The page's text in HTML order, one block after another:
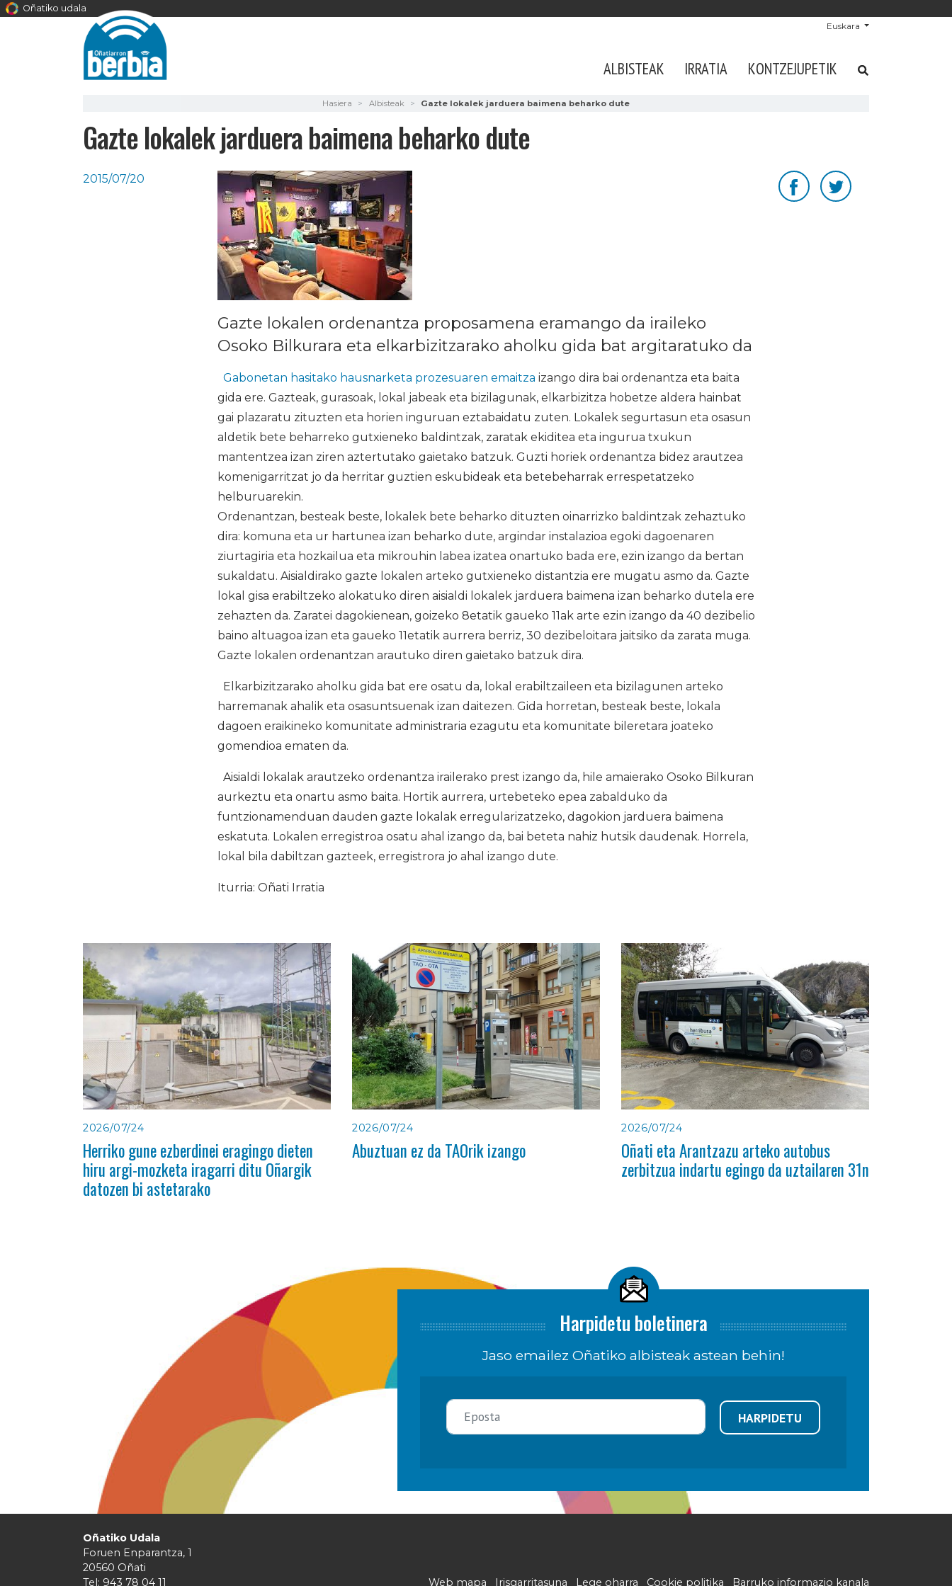
Oñatiko udala
Euskara
ALBISTEAK IRRATIA KONTZEJUPETIK
Hasiera Albisteak Gazte lokalek jarduera baimena beharko dute
Gazte lokalek jarduera baimena beharko dute
2015/07/20
Gazte lokalen ordenantza proposamena eramango da iraileko
Osoko Bilkurara eta elkarbizitzarako aholku gida bat argitaratuko da
Gabonetan hasitako hausnarketa prozesuaren emaitza izango dira bai ordenantza eta baita
gida ere. Gazteak, gurasoak, lokal jabeak eta bizilagunak, elkarbizitza hobetze aldera hainbat
gai plazaratu zituzten eta horien inguruan eztabaidatu zuten. Lokalek segurtasun eta osasun
aldetik bete beharreko gutxieneko baldintzak, zaratak ekiditea eta ingurua txukun
mantentzea izan ziren aztertutako gaietako batzuk. Guzti horiek ordenantza bidez arautzea
komenigarritzat jo da herritar guztien eskubideak eta betebeharrak errespetatzeko
helburuarekin.
Ordenantzan, besteak beste, lokalek bete beharko dituzten oinarrizko baldintzak zehaztuko
dira: komuna eta ur hartunea izan beharko dute, argindar instalazioa egoki dagoenaren
ziurtagiria eta hozkailua eta mikrouhin labea izatea onartuko bada ere, ezin izango da bertan
sukaldatu. Aisialdirako gazte lokalen arteko gutxieneko distantzia ere mugatu asmo da. Gazte
lokal gisa erabiltzeko alokatuko diren aisialdi lokalek jarduera baimena izan beharko dutela ere
zehazten da. Zaratei dagokienean, goizeko 8etatik gaueko 11ak arte ezin izango da 40 dezibelio
baino altuagoa izan eta gaueko 11etatik aurrera berriz, 30 dezibeloitara jaitsiko da zarata muga.
Gazte lokalen ordenantzan arautuko diren gaietako batzuk dira.
Elkarbizitzarako aholku gida bat ere osatu da, lokal erabiltzaileen eta bizilagunen arteko
harremanak ahalik eta osasuntsuenak izan daitezen. Gida horretan, besteak beste, lokala
dagoen eraikineko komunitate administraria ezagutu eta komunitate bileretara joateko
gomendioa ematen da.
Aisialdi lokalak arautzeko ordenantza irailerako prest izango da, hile amaierako Osoko Bilkuran
aurkeztu eta onartu asmo baita. Hortik aurrera, urtebeteko epea zabalduko da
funtzionamenduan dauden gazte lokalak erregularizatzeko, dagokion jarduera baimena
eskatuta. Lokalen erregistroa osatu ahal izango da, bai beteta nahiz hutsik daudenak. Horrela,
lokal bila dabiltzan gazteek, erregistrora jo ahal izango dute.
Iturria: Oñati Irratia
2026/07/24
Herriko gune ezberdinei eragingo dieten
hiru argi-mozketa iragarri ditu Oñargik
datozen bi astetarako
2026/07/24
Abuztuan ez da TAOrik izango
2026/07/24
Oñati eta Arantzazu arteko autobus
zerbitzua indartu egingo da uztailaren 31n
Harpidetu boletinera
Jaso emailez Oñatiko albisteak astean behin!
HARPIDETU
Oñatiko Udala
Foruen Enparantza, 1
20560 Oñati
Tel: 943 78 04 11
Web mapa Irisgarritasuna Lege oharra Cookie politika Barruko informazio kanala